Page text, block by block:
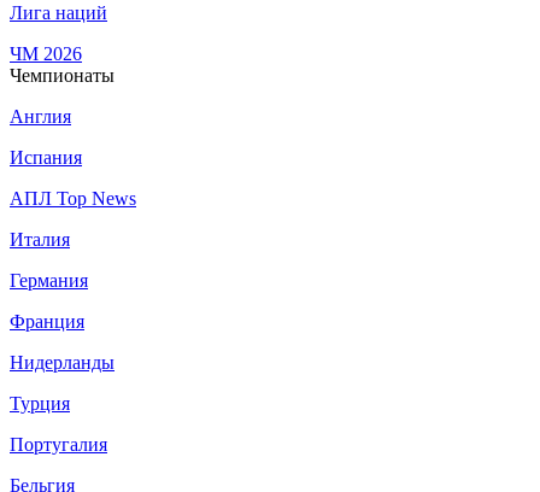
Лига наций
ЧМ 2026
Чемпионаты
Англия
Испания
АПЛ Top News
Италия
Германия
Франция
Нидерланды
Турция
Португалия
Бельгия